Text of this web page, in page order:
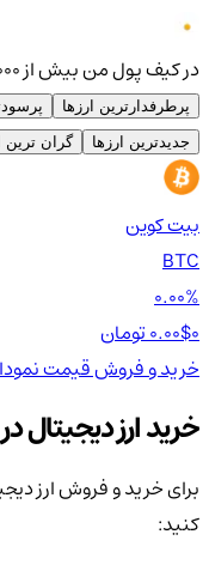
در کیف پول من بیش از ۳,۰۰۰ ارز دیجیتال قابل معامله وجود دارد
پرطرفدارترین ارزها
جدیدترین ارزها
گران ترین
بیت کوین
BTC
0.00%
0.00$
خرید و فروشقیمتنمودار
خرید ارز دیجیتال در 3 مرحله ساده
برای خرید و فروش ارز
کنید: